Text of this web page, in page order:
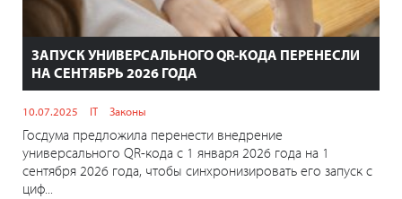
ЗАПУСК УНИВЕРСАЛЬНОГО QR-КОДА ПЕРЕНЕСЛИ
НА СЕНТЯБРЬ 2026 ГОДА
10.07.2025 IT Законы
Госдума предложила перенести внедрение
универсального QR-кода с 1 января 2026 года на 1
сентября 2026 года, чтобы синхронизировать его запуск с
циф...